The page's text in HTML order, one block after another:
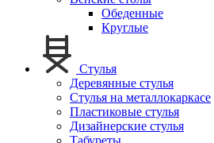
Обеденные
Круглые
Стулья
Деревянные стулья
Стулья на металлокаркасе
Пластиковые стулья
Дизайнерские стулья